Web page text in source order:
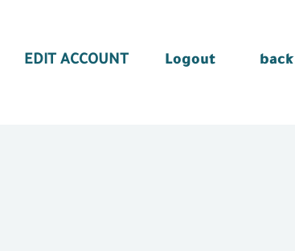
EDIT ACCOUNT Logout back